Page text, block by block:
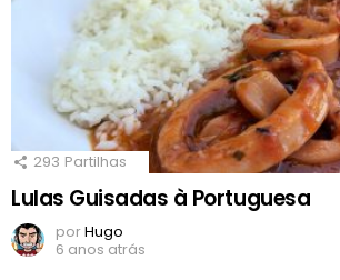
293 Partilhas
Lulas Guisadas à Portuguesa
porHugo
6 anos atrás